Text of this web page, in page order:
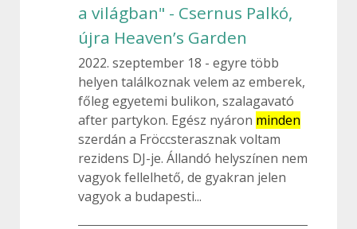
a világban" - Csernus Palkó,
újra Heaven’s Garden
2022. szeptember 18
egyre több
helyen találkoznak velem az emberek,
főleg egyetemi bulikon, szalagavató
after partykon. Egész nyáron minden
szerdán a Fröccsterasznak voltam
rezidens DJ-je. Állandó helyszínen nem
vagyok fellelhető, de gyakran jelen
vagyok a budapesti...